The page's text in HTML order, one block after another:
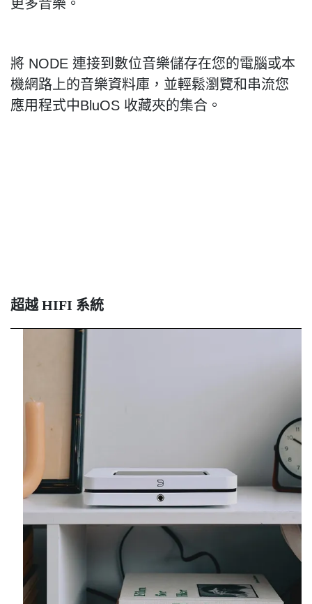
更多音樂。
將 NODE 連接到數位音樂儲存在您的電腦或本
機網路上的音樂資料庫，並輕鬆瀏覽和串流您
應用程式中BluOS 收藏夾的集合。
超越HIFI 系統